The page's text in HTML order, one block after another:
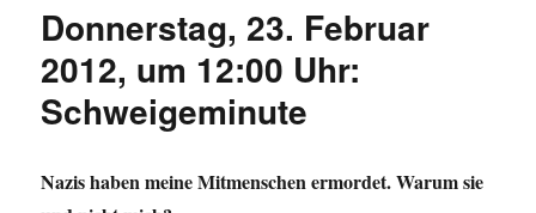
wieder
riskant
–
fix
Donnerstag, 23. Februar
2012, um 12:00 Uhr:
Schweigeminute
Nazis haben meine Mitmenschen ermordet. Warum sie